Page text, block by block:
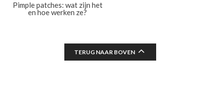
Pimple patches: wat zijn het
en hoe werken ze?
TERUG NAAR BOVEN